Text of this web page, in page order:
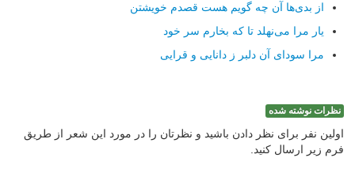
از بدی‌ها آن چه گویم هست قصدم خویشتن
یار مرا می‌نهلد تا كه بخارم سر خود
مرا سودای آن دلبر ز دانایی و قرایی
نظرات نوشته شده
اولین نفر برای نظر دادن باشید و نظرتان را در مورد این شعر از طریق
فرم زیر ارسال کنید.